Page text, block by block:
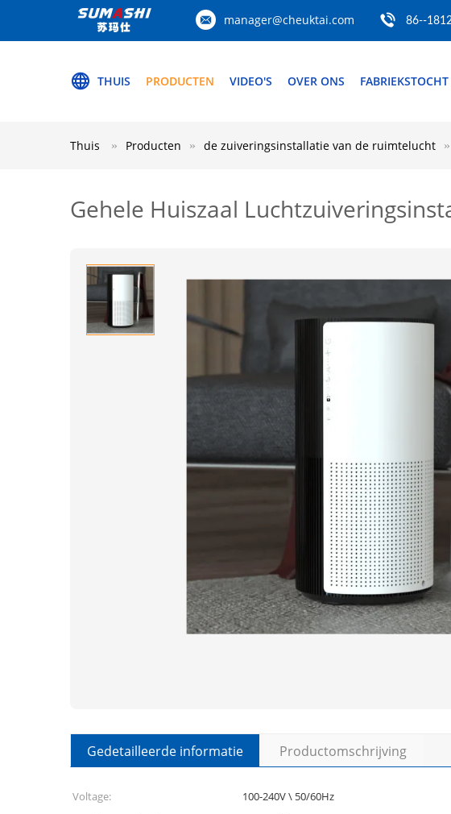
manager@cheuktai.com 86--
THUIS PRODUCTEN VIDEO'S OVER ONS FABRIEKSTOCHT
Thuis Producten de zuiveringsinstallatie van de ruimtelucht
Gehele Huiszaal
Gedetailleerde informatie Productomschrijving
Voltage: 100-240V \ 50/60Hz